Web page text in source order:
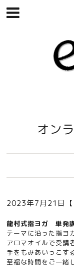
オン
2023年7月21日【
龍村式指ヨガ 単発
テーマに沿った指ヨ
アロマオイルで受講
手をもみあいっこす
至福な時間をご一緒